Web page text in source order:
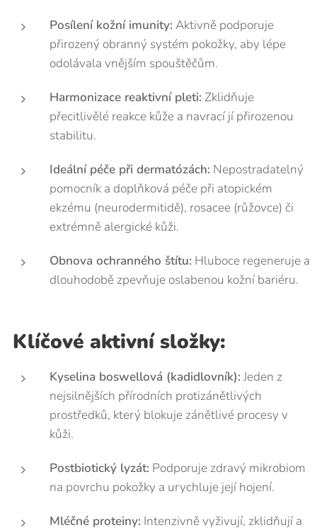
Posílení kožní imunity: Aktivně podporuje
přirozený obranný systém pokožky, aby lépe
odolávala vnějším spouštěčům.
Harmonizace reaktivní pleti: Zklidňuje
přecitlivělé reakce kůže a navrací jí přirozenou
stabilitu.
Ideální péče při dermatózách: Nepostradatelný
pomocník a doplňková péče při atopickém
ekzému (neurodermitidě), rosacee (růžovce) či
extrémně alergické kůži.
Obnova ochranného štítu: Hluboce regeneruje a
dlouhodobě zpevňuje oslabenou kožní bariéru.
Klíčové aktivní složky:
Kyselina boswellová (kadidlovník): Jeden z
nejsilnějších přírodních protizánětlivých
prostředků, který blokuje zánětlivé procesy v
kůži.
Postbiotický lyzát: Podporuje zdravý mikrobiom
na povrchu pokožky a urychluje její hojení.
Mléčné proteiny: Intenzivně vyživují, zklidňují a